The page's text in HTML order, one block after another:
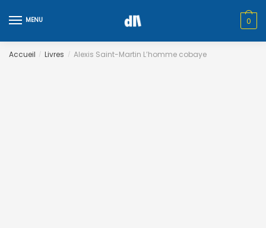
to
to
MENU 0
Accueil / Livres / Alexis Saint-Martin L’homme cobaye